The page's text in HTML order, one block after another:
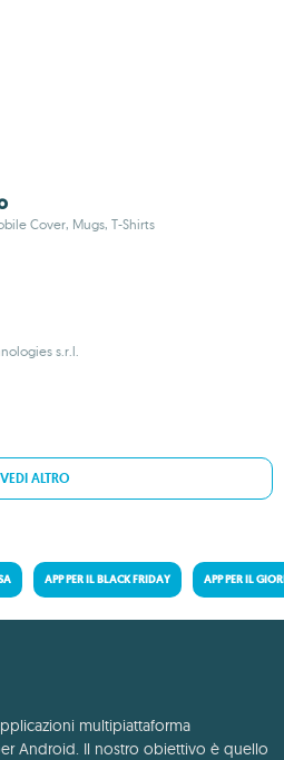
Cover, Mugs, T-Shirts
s.r.l.
VEDI ALTRO
APP PER IL BLACK FRIDAY APP PER IL
multipiattaforma
Android. Il nostro obiettivo è quello